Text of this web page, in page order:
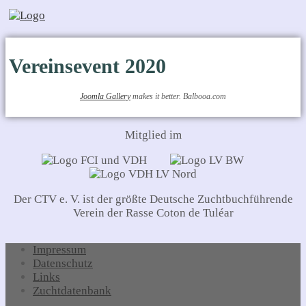
Vereinsevent 2020
Joomla Gallerymakes it better. Balbooa.com
Mitglied im
Der CTV e. V. ist der größte Deutsche Zuchtbuchführende
Verein der Rasse Coton de Tuléar
Impressum
Datenschutz
Links
Zuchtdatenbank